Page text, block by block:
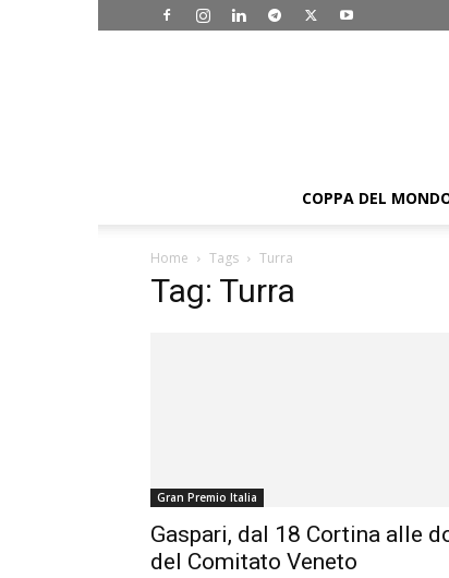
COPPA DEL
Home Tags Turra
Tag: Turra
Gran Premio Italia
Gaspari, dal 18 Cortina alle
del Comitato Veneto